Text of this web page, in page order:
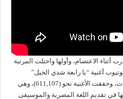
أثناء الاعتصام، وأولها واحتلت المرتبة
أغنية “يا رابعة شدي الحيل”
للمنشد الفلسطيني عبدالفتاح عوينات، وحققت الأغنية نحو (611,107)، وهي
في تقديم اللغة المصرية والموسيقى